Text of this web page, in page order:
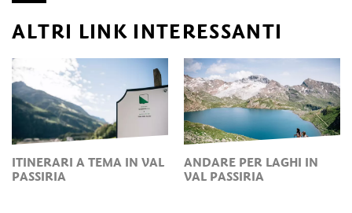
ALTRI LINK INTERESSANTI
ITINERARI A TEMA IN VAL
PASSIRIA
ANDARE PER LAGHI IN
VAL PASSIRIA